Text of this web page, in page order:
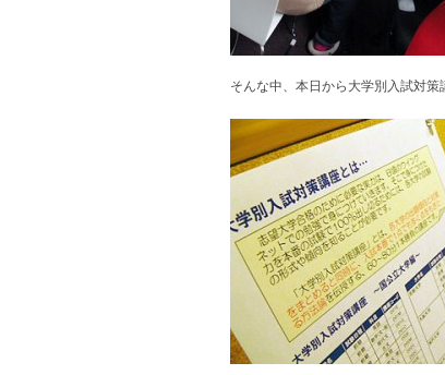
そんな中、本日から大学別入試対策